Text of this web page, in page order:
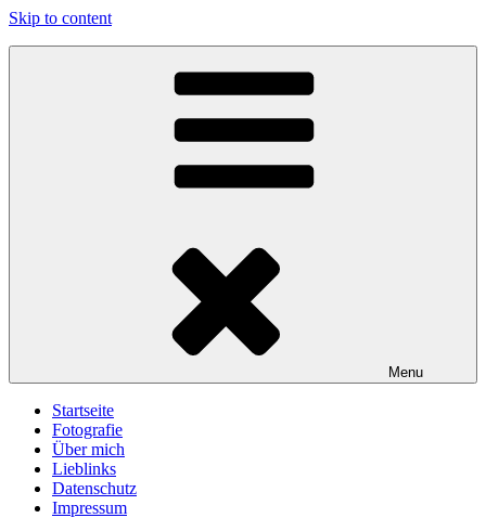
Skip to content
gawlicksgedanke
Menu
Startseite
Fotografie
Über mich
Lieblinks
Datenschutz
Impressum